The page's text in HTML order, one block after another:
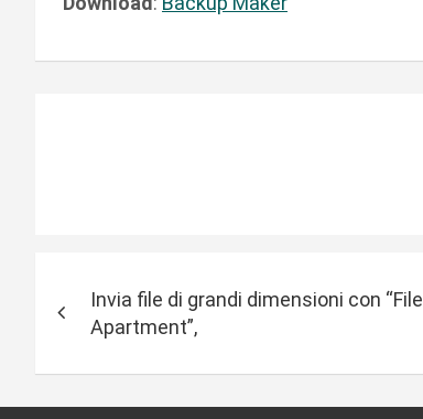
v
i
Invia file di grandi dimensioni con “File
Apartment”,